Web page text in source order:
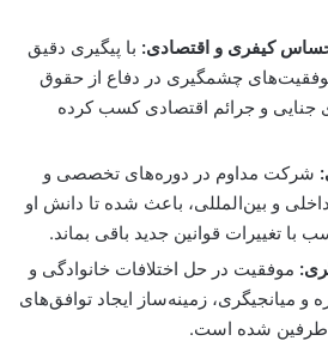
کیفری و اقتصادی: با پیگیری دقیق
چشمگیری در دفاع از حقوق
جنایی و جرائم اقتصادی کسب کرده
شرکت مداوم در دوره‌های تخصصی و
و بین‌المللی، باعث شده تا دانش او
با تغییرات قوانین جدید باقی بماند.
موفقیت در حل اختلافات خانوادگی و
و میانجیگری، زمینه‌ساز ایجاد توافق‌های
طرفین شده است.